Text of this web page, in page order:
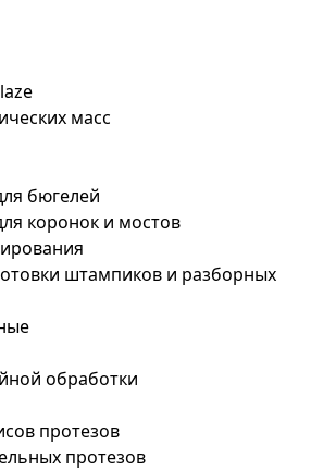
масс
бюгелей
коронок и мостов
штампиков и разборных
обработки
протезов
протезов